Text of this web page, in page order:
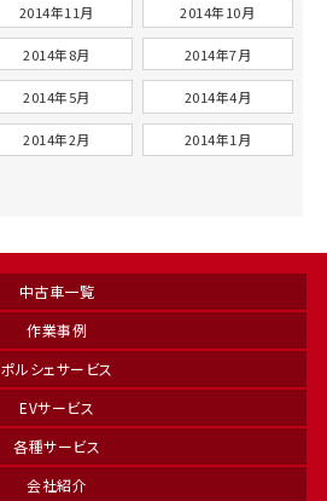
2014年11月 2014年10月
2014年8月 2014年7月
2014年5月 2014年4月
2014年2月 2014年1月
中古車一覧
作業事例
ポルシェサービス
EVサービス
各種サービス
会社紹介